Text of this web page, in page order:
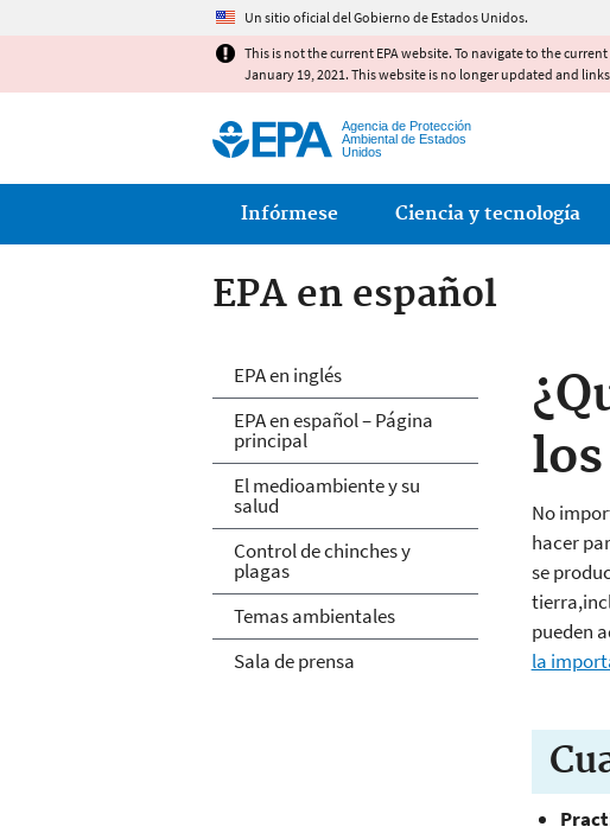
Un sitio oficial del Gobierno de Estados Unidos.
This is not the current EPA website. To navigate to the current
January 19, 2021. This website is no longer updated and
Agencia de Protección
Ambiental de Estados
Unidos
Main menu
Infórmese Ciencia y tecnología
EPA en español
No
hacer
se
pueden
la
EPA en español
EPA en inglés
EPA en español – Página
principal
El medioambiente y su
salud
Control de chinches y
plagas
Temas ambientales
Sala de prensa